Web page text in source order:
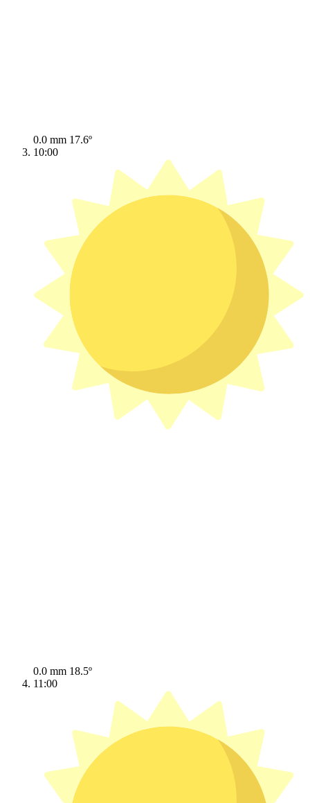
0.0 mm 17.6º
10:00
0.0 mm 18.5º
11:00